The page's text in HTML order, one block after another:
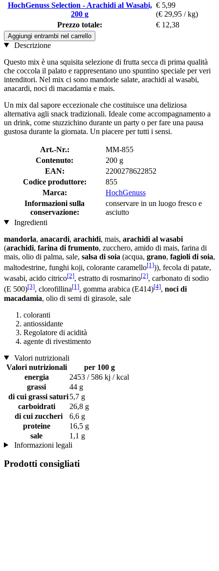
HochGenuss Selection - Arachidi al Wasabi,
200 g
€ 5,99
(€ 29,95 / kg)
Prezzo totale:
€ 12,38
Aggiungi entrambi nel carrello
Descrizione
Questo mix è una squisita selezione di frutta secca di prima qualità
che coccola il palato e rappresentano uno spuntino speciale per veri
intenditori. Nel mix ci sono mandorle salate, arachidi al wasabi,
anacardi, noci di macadamia e mais.
Un mix dal sapore eccezionale che costituisce una deliziosa
alternativa agli snack tradizionali. Ideale come accompagnamento a
un drink, come stuzzichino durante un party o per fare una pausa
gustosa durante la giornata. Un piacere per tutti i sensi.
Art.-Nr.:
MM-855
Contenuto:
200 g
EAN:
2200278622852
Codice produttore:
855
Marca:
HochGenuss
Informazioni sulla
conservazione:
conservare in un luogo fresco e
asciutto
Ingredienti
mandorla, anacardi, arachidi, mais, arachidi al wasabi
(arachidi, farina di frumento, zucchero, amido di mais, farina di
mais, olio di palma, sale, salsa di soia (acqua, grano, fagioli di soia,
maltodestrine, funghi koji, colorante caramello[1])), fecola di patate,
wasabi, acido citrico[2], estratto di rosmarino[2], carbonato di sodio
(E 500)[3], clorofillina[1], gomma arabica (E414)[4], noci di
macadamia, olio di semi di girasole, sale
coloranti
antiossidante
Regolatore di acidità
agente di rivestimento
Valori nutrizionali
Valori nutrizionali
per 100 g
energia
2453 / 586 kj / kcal
grassi
44 g
di cui grassi saturi5,7 g
carboidrati
26,8 g
di cui zuccheri
6,6 g
proteine
16,5 g
sale
1,1 g
Informazioni legali
Prodotti consigliati